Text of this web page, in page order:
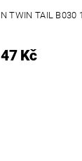
TWIN TAIL B030
47 Kč